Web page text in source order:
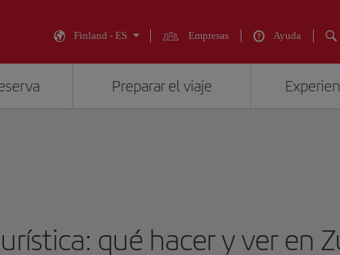
Finland - ES Empresas Ayuda
Preparar el viaje
qué hacer y ver en